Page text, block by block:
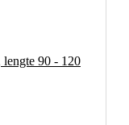
90 - 120